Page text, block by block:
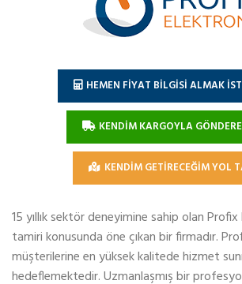
HEMEN FİYAT BİLGİSİ ALMAK
KENDİM KARGOYLA
KENDİM GETİRECEĞİM YOL
15 yıllık sektör deneyimine sahip olan
tamiri konusunda öne çıkan bir firmadır.
müşterilerine en yüksek kalitede hizmet
hedeflemektedir. Uzmanlaşmış bir